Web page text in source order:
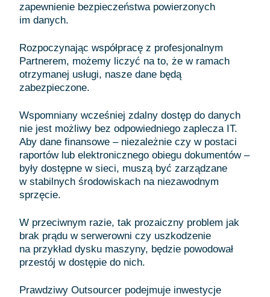
zapewnienie bezpieczeństwa powierzonych
im danych.
Rozpoczynając współpracę z profesjonalnym
Partnerem, możemy liczyć na to, że w ramach
otrzymanej usługi, nasze dane będą
zabezpieczone.
Wspomniany wcześniej zdalny dostęp do danych
nie jest możliwy bez odpowiedniego zaplecza IT.
Aby dane finansowe – niezależnie czy w postaci
raportów lub elektronicznego obiegu dokumentów –
były dostępne w sieci, muszą być zarządzane
w stabilnych środowiskach na niezawodnym
sprzęcie.
W przeciwnym razie, tak prozaiczny problem jak
brak prądu w serwerowni czy uszkodzenie
na przykład dysku maszyny, będzie powodował
przestój w dostępie do nich.
Prawdziwy Outsourcer podejmuje inwestycje